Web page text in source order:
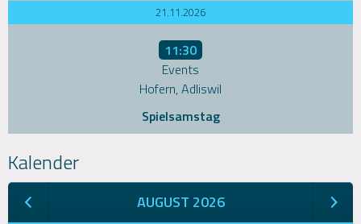
21.11.2026
11:30
Events
Hofern, Adliswil
Spielsamstag
Kalender
AUGUST 2026